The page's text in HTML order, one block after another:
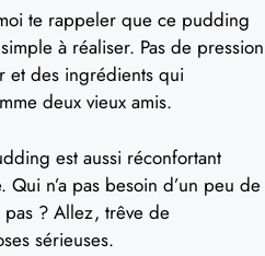
te rappeler que ce pudding
à réaliser. Pas de pression
et des ingrédients qui
deux vieux amis.
est aussi réconfortant
Qui n’a pas besoin d’un peu de
pas ? Allez, trêve de
sérieuses.